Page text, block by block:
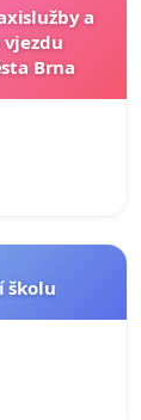
a
Brna
školu